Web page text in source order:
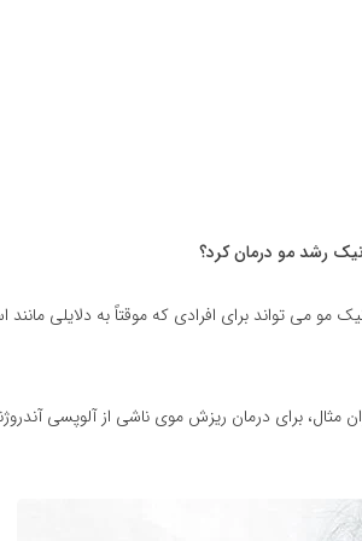
رشد مو درمان کرد؟
تواند برای افرادی که موقتاً به دلایلی مانند
مثال، برای درمان ریزش موی ناشی از آلوپسی